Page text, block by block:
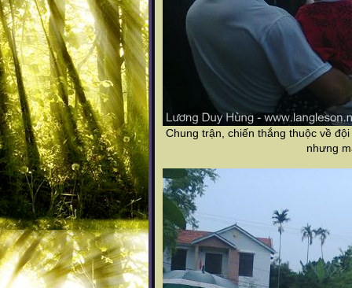
Chung trận, chiến thắng thuộc về
nhưng